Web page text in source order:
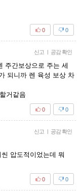
0
0
신고 | 공감 확인
주간보상으로 주는 세
되니까 렌 육성 보상 차
거같음
0
0
신고 | 공감 확인
압도적이었는데 뭐
0
0